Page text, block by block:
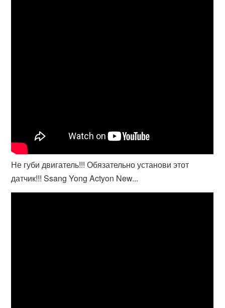
Не губи двигатель!!! Обязательно установи этот
датчик!!! Ssang Yong Actyon New...